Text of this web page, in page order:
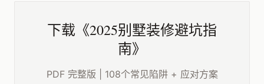
下载《2025别墅装修避坑指
南》
PDF 完整版 | 108个常见陷阱 + 应对方案